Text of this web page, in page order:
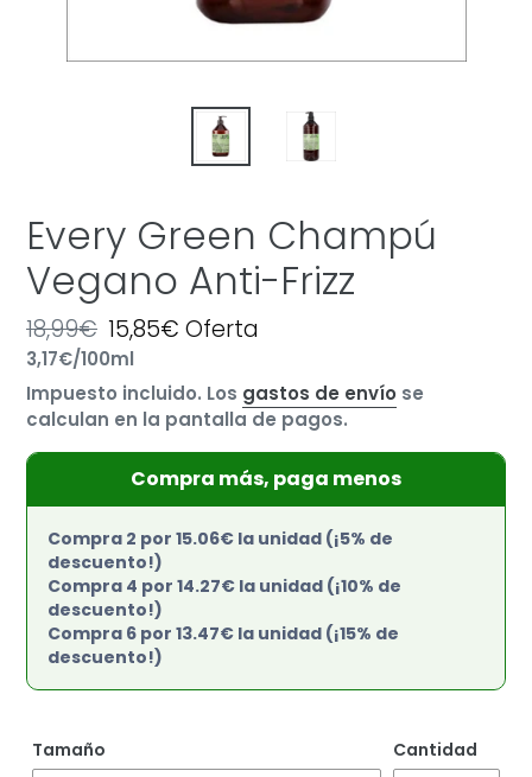
Every Green Champú
Vegano Anti-Frizz
Precio
habitual
18,99€ Precio
de
oferta
15,85€Oferta
Precio
unitario
3,17€/por
100ml
Impuesto incluido. Los gastos de envío se
calculan en la pantalla de pagos.
Compra más, paga menos
Compra 2 por 15.06€ la unidad (¡5% de
descuento!)
Compra 4 por 14.27€ la unidad (¡10% de
descuento!)
Compra 6 por 13.47€ la unidad (¡15% de
descuento!)
Tamaño Cantidad